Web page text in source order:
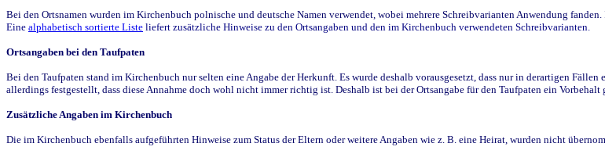
Bei den Ortsnamen wurden im Kirchenbuch polnische und deutsche Namen verwendet, wobei mehrere Schreibvarianten Anwendung
Eine alphabetisch sortierte Liste liefert zusätzliche Hinweise zu den Ortsangaben und den im Kirchenbuch verwendeten Schreibvarianten.
Ortsangaben bei den Taufpaten
Bei den Taufpaten stand im Kirchenbuch nur selten eine Angabe der Herkunft. Es wurde deshalb vorausgesetzt, dass nur in derartigen
allerdings festgestellt, dass diese Annahme doch wohl nicht immer richtig ist. Deshalb ist bei der Ortsangabe für den Taufpaten ein
Zusätzliche Angaben im Kirchenbuch
Die im Kirchenbuch ebenfalls aufgeführten Hinweise zum Status der Eltern oder weitere Angaben wie z. B. eine Heirat, wurden nicht